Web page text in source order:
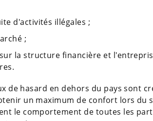
d'activités illégales ;
;
la structure financière et
de hasard en dehors du pays sont
un maximum de confort lors du
le comportement de toutes les